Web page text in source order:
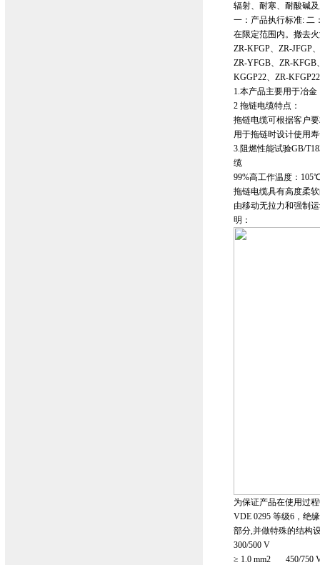
辐射、耐寒、耐酸碱
一：产品执行标准: 二
在限定范围内。撤去
ZR-KFGP、ZR-JFGP
ZR-YFGB、ZR-KFGB
KGGP22、ZR-
1.本产品主要用于冶
2 拖链电缆特点：
拖链电缆可根据客户
用于拖链时设计使用
3.阻燃性能试验GB/
缆
99%高工作温度：
拖链电缆具有高度柔
由移动无拉力和强制
明：
为保证产品在使用过
VDE 0295 等级6，绝
部分,并做特殊的结构
300/500 V
≥ 1.0 mm2 450/750